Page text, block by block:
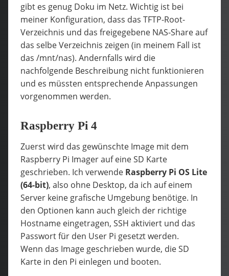
gibt es genug Doku im Netz. Wichtig ist bei
meiner Konfiguration, dass das TFTP-Root-
Verzeichnis und das freigegebene NAS-Share auf
das selbe Verzeichnis zeigen (in meinem Fall ist
das /mnt/nas). Andernfalls wird die
nachfolgende Beschreibung nicht funktionieren
und es müssten entsprechende Anpassungen
vorgenommen werden.
Raspberry Pi 4
Zuerst wird das gewünschte Image mit dem
Raspberry Pi Imager auf eine SD Karte
geschrieben. Ich verwende Raspberry Pi OS Lite
(64-bit), also ohne Desktop, da ich auf einem
Server keine grafische Umgebung benötige. In
den Optionen kann auch gleich der richtige
Hostname eingetragen, SSH aktiviert und das
Passwort für den User Pi gesetzt werden.
Wenn das Image geschrieben wurde, die SD
Karte in den Pi einlegen und booten.